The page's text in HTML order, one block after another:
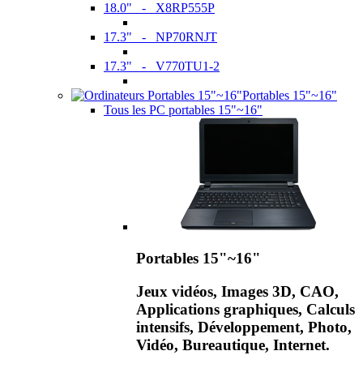
18.0" - X8RP555P
17.3" - NP70RNJT
17.3" - V770TU1-2
Portables 15"~16"
Tous les PC portables 15"~16"
Portables 15"~16"
Jeux vidéos, Images 3D, CAO,
Applications graphiques, Calculs
intensifs, Développement, Photo,
Vidéo, Bureautique, Internet.